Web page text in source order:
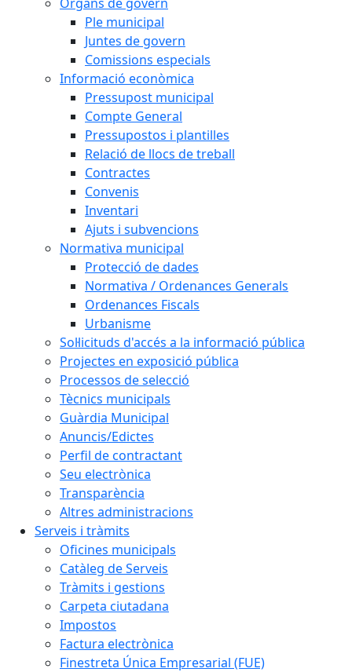
Ple municipal
Juntes de govern
Comissions especials
Informació econòmica
Pressupost municipal
Compte General
Pressupostos i plantilles
Relació de llocs de treball
Contractes
Convenis
Inventari
Ajuts i subvencions
Normativa municipal
Protecció de dades
Normativa / Ordenances Generals
Ordenances Fiscals
Urbanisme
Sol·licituds d'accés a la informació pública
Projectes en exposició pública
Processos de selecció
Tècnics municipals
Guàrdia Municipal
Anuncis/Edictes
Perfil de contractant
Seu electrònica
Transparència
Altres administracions
Serveis i tràmits
Oficines municipals
Catàleg de Serveis
Tràmits i gestions
Carpeta ciutadana
Impostos
Factura electrònica
Finestreta Única Empresarial (FUE)